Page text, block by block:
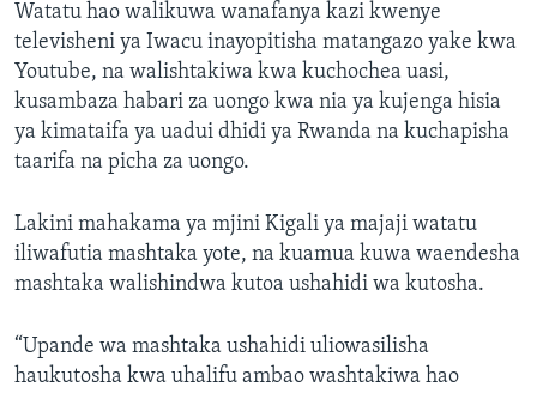
Watatu hao walikuwa wanafanya kazi kwenye
televisheni ya Iwacu inayopitisha matangazo yake kwa
Youtube, na walishtakiwa kwa kuchochea uasi,
kusambaza habari za uongo kwa nia ya kujenga hisia
ya kimataifa ya uadui dhidi ya Rwanda na kuchapisha
taarifa na picha za uongo.
Lakini mahakama ya mjini Kigali ya majaji watatu
iliwafutia mashtaka yote, na kuamua kuwa waendesha
mashtaka walishindwa kutoa ushahidi wa kutosha.
“Upande wa mashtaka ushahidi uliowasilisha
haukutosha kwa uhalifu ambao washtakiwa hao